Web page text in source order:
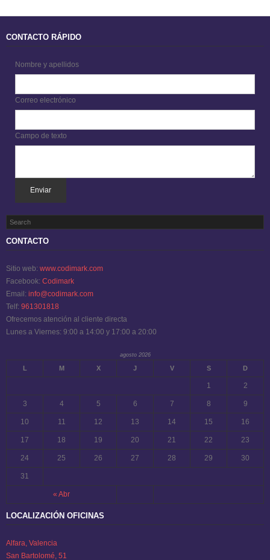
CONTACTO RÁPIDO
Nombre y apellidos
Correo electrónico
Campo de texto
Enviar
CONTACTO
Sitio web: www.codimark.com
Facebook: Codimark
Email: info@codimark.com
Telf: 961301818
Ofrecemos atención al cliente directa
Lunes a Viernes: 9:00 a 14:00 y 17:00 a 20:00
agosto 2026
L M X J V S D
« Abr
1 2
3 4 5 6 7 8 9
10 11 12 13 14 15 16
17 18 19 20 21 22 23
24 25 26 27 28 29 30
31
LOCALIZACIÓN OFICINAS
Alfara, Valencia
San Bartolomé, 51